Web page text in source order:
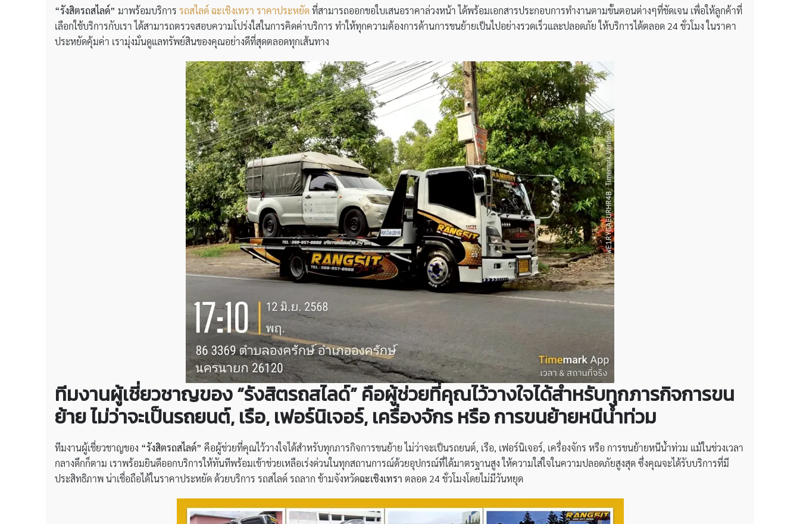
“รังสิตรถสไลด์” มาพร้อมบริการ รถสไลด์ ฉะเชิงเทรา ราคาประหยัดที่สามารถออกขอใบเสนอราคาล่วงหน้า ได้พร้อมเอกสารประกอบการทำงานตามขั้นตอนต่างๆที่ชัดเจน เพื่อให้ลูกค้าที่
เลือกใช้บริการกับเรา ได้สามารถตรวจสอบความโปร่งใสในการคิดค่าบริการ ทำให้ทุกความต้องการด้านการขนย้ายเป็นไปอย่างรวดเร็วและปลอดภัย ให้บริการได้ตลอด 24 ชั่วโมง ในราคา
ประหยัดคุ้มค่า เรามุ่งมั่นดูแลทรัพย์สินของคุณอย่างดีที่สุดตลอดทุกเส้นทาง
ทีมงานผู้เชี่ยวชาญของ “รังสิตรถสไลด์” คือผู้ช่วยที่คุณไว้วางใจได้สำหรับทุกภารกิจการขน
ย้าย ไม่ว่าจะเป็นรถยนต์, เรือ, เฟอร์นิเจอร์, เครื่องจักร หรือ การขนย้ายหนีน้ำท่วม
ทีมงานผู้เชี่ยวชาญของ “รังสิตรถสไลด์” คือผู้ช่วยที่คุณไว้วางใจได้สำหรับทุกภารกิจการขนย้าย ไม่ว่าจะเป็นรถยนต์, เรือ, เฟอร์นิเจอร์, เครื่องจักร หรือ การขนย้ายหนีน้ำท่วม แม้ในช่วงเวลา
กลางดึกก็ตาม เราพร้อมยินดีออกบริการให้ทันทีพร้อมเข้าช่วยเหลือเร่งด่วนในทุกสถานการณ์ด้วยอุปกรณ์ที่ได้มาตรฐานสูง ให้ความใส่ใจในความปลอดภัยสูงสุด ซึ่งคุณจะได้รับบริการที่มี
ประสิทธิภาพ น่าเชื่อถือได้ในราคาประหยัด ด้วยบริการ รถสไลด์ รถลาก ข้ามจังหวัดฉะเชิงเทรา ตลอด 24 ชั่วโมงโดยไม่มีวันหยุด